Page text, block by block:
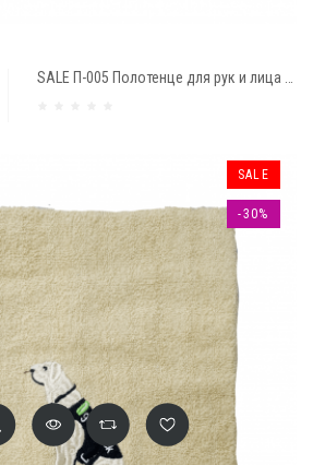
SALE
-30%